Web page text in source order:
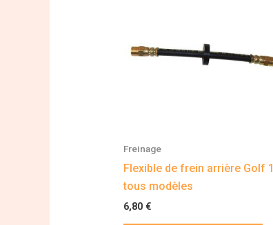
Freinage
Flexible de frein arrière Golf 1
tous modèles
6,80 €